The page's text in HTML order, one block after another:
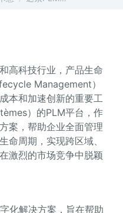
高科技行业，产品生命
Management）
本和加速创新的重要工
）的PLM平台，作
案，帮助企业全面管理
命周期，实现跨区域、
激烈的市场竞争中脱颖
化解决方案，旨在帮助